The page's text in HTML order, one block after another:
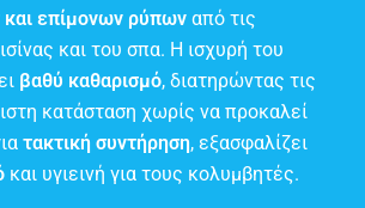
επίμονων ρύπων από τις
και του σπα. Η ισχυρή του
βαθύ καθαρισμό, διατηρώντας τις
κατάσταση χωρίς να προκαλεί
τακτική συντήρηση, εξασφαλίζει
και υγιεινή για τους κολυμβητές.